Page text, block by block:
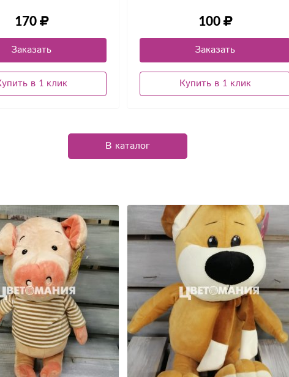
170
Заказать
в 1 клик
100
Заказать
Купить в 1 клик
В каталог